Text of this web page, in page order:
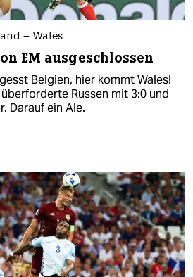
– Wales
EM ausgeschlossen
Belgien, hier kommt Wales!
Russen mit 3:0 und
Darauf ein Ale.